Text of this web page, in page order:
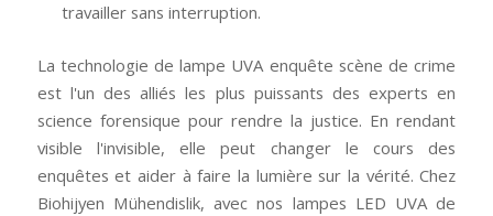
travailler sans interruption.
La technologie de lampe UVA enquête scène de crime
est l'un des alliés les plus puissants des experts en
science forensique pour rendre la justice. En rendant
visible l'invisible, elle peut changer le cours des
enquêtes et aider à faire la lumière sur la vérité. Chez
Biohijyen Mühendislik, avec nos lampes LED UVA de